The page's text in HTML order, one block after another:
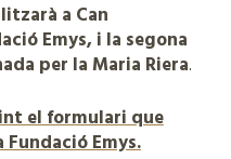
a Can
Emys, i la segona
per la Maria Riera.
el formulari que
Emys.